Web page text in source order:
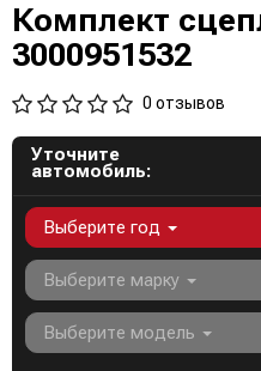
Комплект
3000951532
0 отзывов
Уточните
автомобиль:
Выберите год
Выберите марку
Выберите модель